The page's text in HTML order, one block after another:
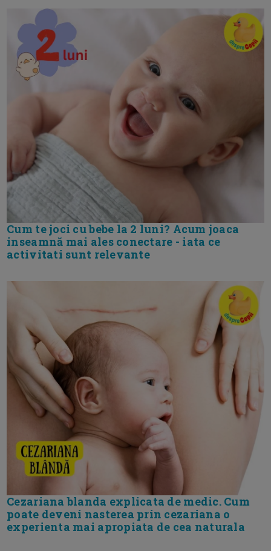
Cum te joci cu bebe la 2 luni? Acum joaca
inseamnă mai ales conectare - iata ce
activitati sunt relevante
Cezariana blanda explicata de medic. Cum
poate deveni nasterea prin cezariana o
experienta mai apropiata de cea naturala